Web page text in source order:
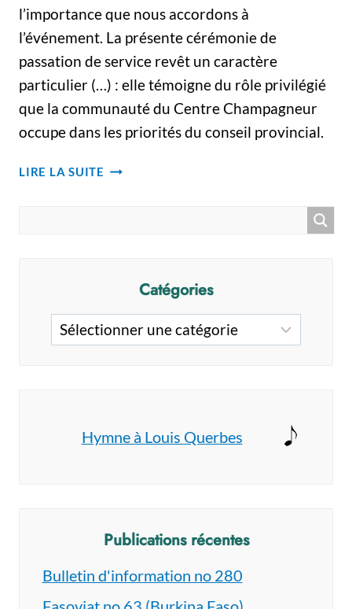
l’importance que nous accordons à
l’événement. La présente cérémonie de
passation de service revêt un caractère
particulier (…) : elle témoigne du rôle privilégié
que la communauté du Centre Champagneur
occupe dans les priorités du conseil provincial.
LIRE LA SUITE COMMUNAUTÉ
Catégories
Catégories
Hymne à Louis Querbes
Publications récentes
Bulletin d'information no 280